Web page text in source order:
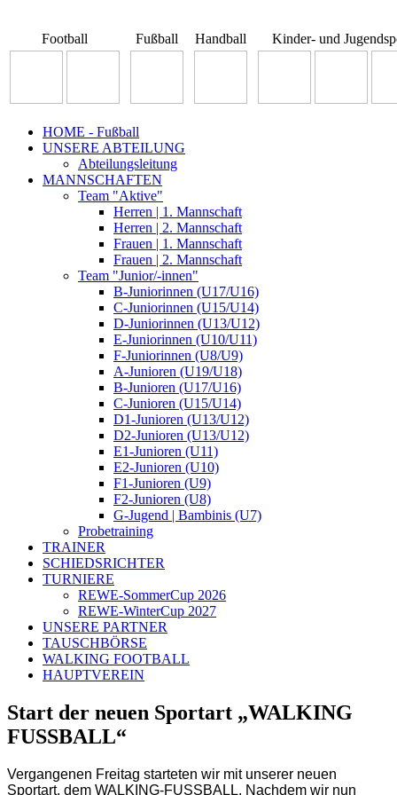
Football Fußball Handball Kinder- und
HOME - Fußball
UNSERE ABTEILUNG
Abteilungsleitung
MANNSCHAFTEN
Team "Aktive"
Herren | 1. Mannschaft
Herren | 2. Mannschaft
Frauen | 1. Mannschaft
Frauen | 2. Mannschaft
Team "Junior/-innen"
B-Juniorinnen (U17/U16)
C-Juniorinnen (U15/U14)
D-Juniorinnen (U13/U12)
E-Juniorinnen (U10/U11)
F-Juniorinnen (U8/U9)
A-Junioren (U19/U18)
B-Junioren (U17/U16)
C-Junioren (U15/U14)
D1-Junioren (U13/U12)
D2-Junioren (U13/U12)
E1-Junioren (U11)
E2-Junioren (U10)
F1-Junioren (U9)
F2-Junioren (U8)
G-Jugend | Bambinis (U7)
Probetraining
TRAINER
SCHIEDSRICHTER
TURNIERE
REWE-SommerCup 2026
REWE-WinterCup 2027
UNSERE PARTNER
TAUSCHBÖRSE
WALKING FOOTBALL
HAUPTVEREIN
Start der neuen Sportart „WALKING
FUSSBALL“
Vergangenen Freitag starteten wir mit unserer neuen
Sportart, dem WALKING-FUSSBALL. Nachdem wir nun